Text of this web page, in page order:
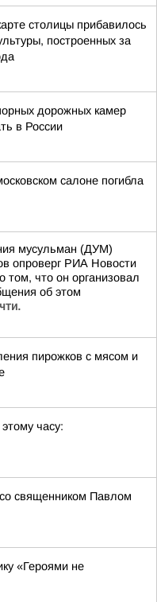
столицы прибавилось
построенных за
дорожных камер
в России
салоне погибла
мусульман (ДУМ)
опроверг РИА Новости
что он организовал
об этом
пирожков с мясом и
часу:
священником Павлом
«Героями не